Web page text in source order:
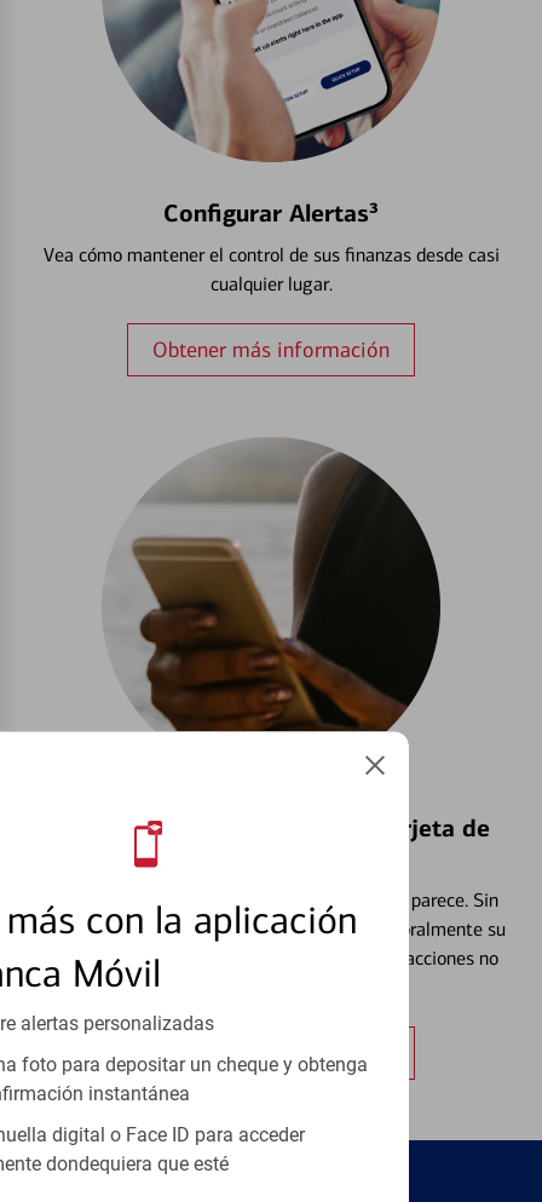
con la aplicación
Móvil
alertas personalizadas
foto para depositar un cheque y obtenga
instantánea
digital o Face ID para acceder
dondequiera que esté
Configurar Alertas³
Vea cómo mantener el control de sus finanzas desde casi
cualquier lugar.
Obtener más información
Bloquear y Desbloquear una Tarjeta de
Extraviar una tarjeta es más común de lo que parece. Sin
embargo, puede bloquear y desbloquear temporalmente su
tarjeta de débito para ayudar a prevenir transacciones no
Obtener más información